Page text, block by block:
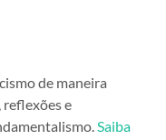
de maneira
reflexões e
Saiba